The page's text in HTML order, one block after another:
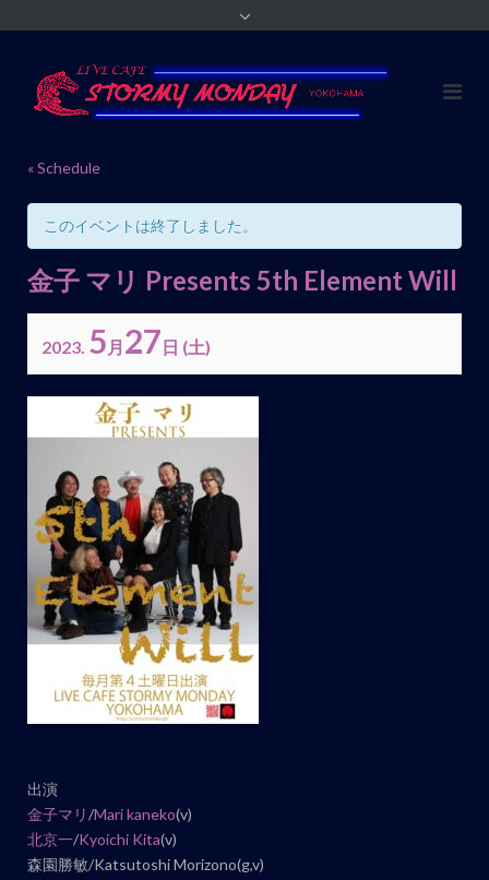
« Schedule
このイベントは終了しました。
金子 マリ Presents 5th Element Will
2023. 5 月 27日 (土)
イ
ベ
ナ
ビ
ゲ
ー
シ
出演
金子マリ/Mari kaneko(v)
北京一/Kyoichi Kita(v)
森園勝敏/Katsutoshi Morizono(g,v)